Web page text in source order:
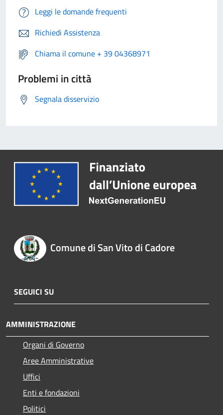
Leggi le domande frequenti
Richiedi Assistenza
Chiama il comune + 39 04368971
Problemi in città
Segnala disservizio
Comune di San Vito di Cadore
SEGUICI SU
AMMINISTRAZIONE
Organi di Governo
Aree Amministrative
Uffici
Enti e fondazioni
Politici